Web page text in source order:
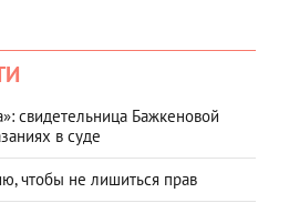
свидетельница Бажкеновой
в суде
чтобы не лишиться прав